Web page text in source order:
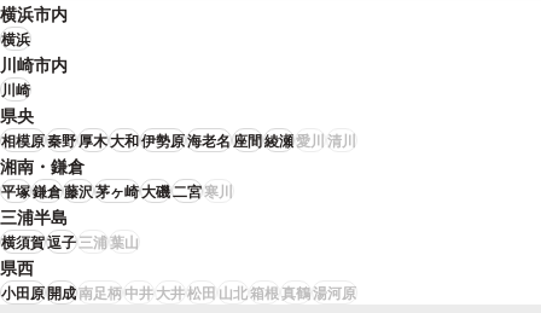
横浜市内
横浜
川崎市内
川崎
県央
相模原秦野厚木大和伊勢原海老名座間綾瀬愛川 清川
湘南・鎌倉
平塚鎌倉藤沢茅ヶ崎大磯二宮寒川
三浦半島
横須賀逗子三浦葉山
県西
小田原開成南足柄中井大井松田 山北箱根真鶴湯河原